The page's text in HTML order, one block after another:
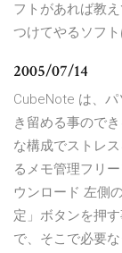
フトがあれば教
つけてやるソフト
2005/07/14
CubeNote は、
き留める事ので
な構成でストレ
るメモ管理フリ
ウンロード 左側
定」ボタンを押
で、そこで必要